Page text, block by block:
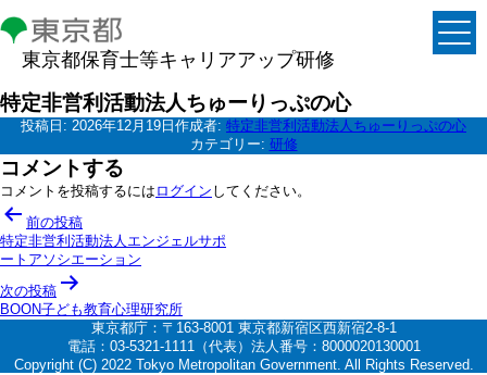
東京都保育士等キャリアアップ研修
特定非営利活動法人ちゅーりっぷの心
投稿日: 2026年12月19日 作成者: 特定非営利活動法人ちゅーりっぷの心
カテゴリー: 研修
コメントする
コメントを投稿するには ログイン してください。
投
稿
ナ
ビ
ゲ
ー
前の投稿
特定非営利活動法人エンジェルサポ
ートアソシエーション
次の投稿
BOON子ども教育心理研究所
東京都庁：〒163-8001 東京都新宿区西新宿2-8-1
電話：03-5321-1111（代表）法人番号：8000020130001
Copyright (C) 2022 Tokyo Metropolitan Government. All Rights Reserved.